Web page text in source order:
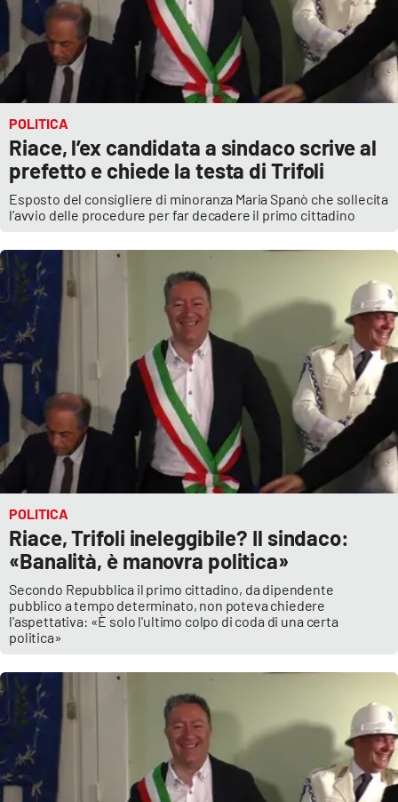
POLITICA
Riace, l’ex candidata a sindaco scrive al
prefetto e chiede la testa di Trifoli
Esposto del consigliere di minoranza Maria Spanò che sollecita
l’avvio delle procedure per far decadere il primo cittadino
POLITICA
Riace, Trifoli ineleggibile? Il sindaco:
«Banalità, è manovra politica»
Secondo Repubblica il primo cittadino, da dipendente
pubblico a tempo determinato, non poteva chiedere
l'aspettativa: «È solo l'ultimo colpo di coda di una certa
politica»